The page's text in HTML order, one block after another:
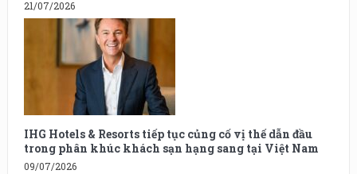
21/07/2026
IHG Hotels & Resorts tiếp tục củng cố vị thế dẫn đầu
trong phân khúc khách sạn hạng sang tại Việt Nam
09/07/2026